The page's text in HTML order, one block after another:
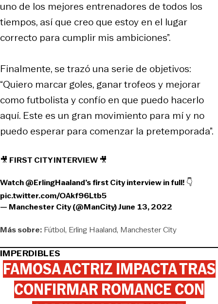
uno de los mejores entrenadores de todos los
tiempos, así que creo que estoy en el lugar
correcto para cumplir mis ambiciones”.
Finalmente, se trazó una serie de objetivos:
“Quiero marcar goles, ganar trofeos y mejorar
como futbolista y confío en que puedo hacerlo
aquí. Este es un gran movimiento para mí y no
puedo esperar para comenzar la pretemporada”.
🎥 FIRST CITY INTERVIEW 🎥
Watch@ErlingHaaland’s first City interview in full! 👇
pic.twitter.com/OAkf96Ltb5
— Manchester City (@ManCity)June 13, 2022
Más sobre: Fútbol Erling Haaland Manchester City
IMPERDIBLES
FAMOSA ACTRIZ IMPACTA TRAS
CONFIRMAR ROMANCE CON